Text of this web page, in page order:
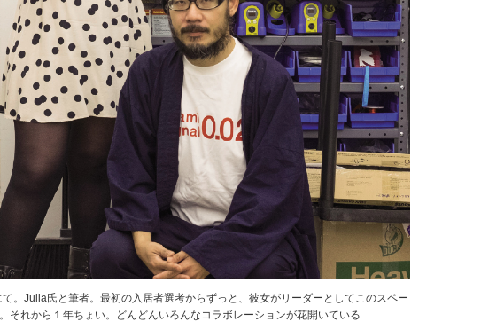
。Julia氏と筆者。最初の入居者選考からずっと、彼女がリーダーとしてこのスペー
それから１年ちょい。どんどんいろんなコラボレーションが花開いている